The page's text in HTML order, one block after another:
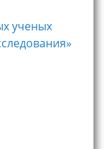
ученых